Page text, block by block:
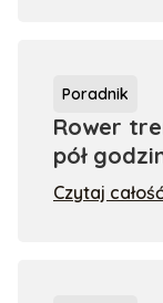
Poradnik
Rower
pół
Czytaj całość